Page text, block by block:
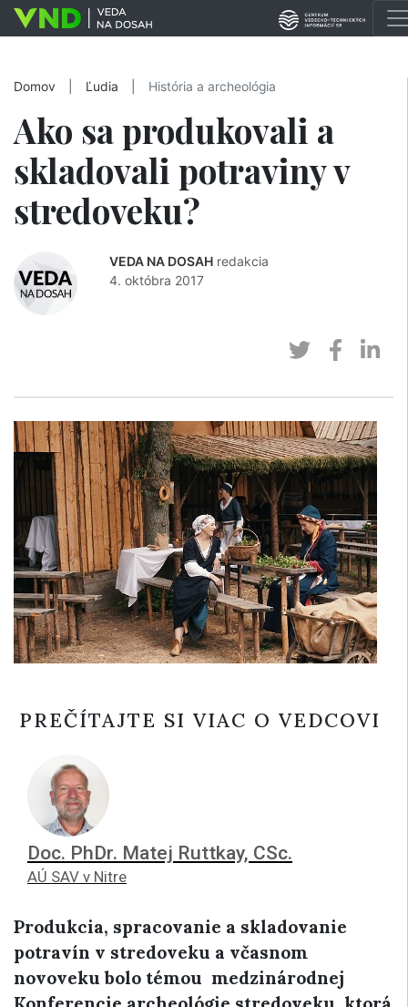
Domov Ľudia História a archeológia
Ako sa produkovali a
skladovali potraviny v
stredoveku?
VEDA NA DOSAH redakcia
4. októbra 2017
PREČÍTAJTE SI VIAC O VEDCOVI
Doc. PhDr. Matej Ruttkay, CSc.
AÚ SAV v Nitre
Produkcia, spracovanie a skladovanie
potravín v stredoveku a včasnom
novoveku bolo témou medzinárodnej